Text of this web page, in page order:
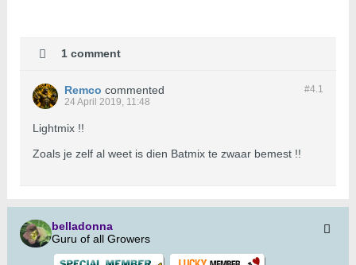
1 comment
#4.1
Remco commented
24 April 2019, 11:48
Lightmix !!
Zoals je zelf al weet is dien Batmix te zwaar bemest !!
belladonna
Guru of all Growers